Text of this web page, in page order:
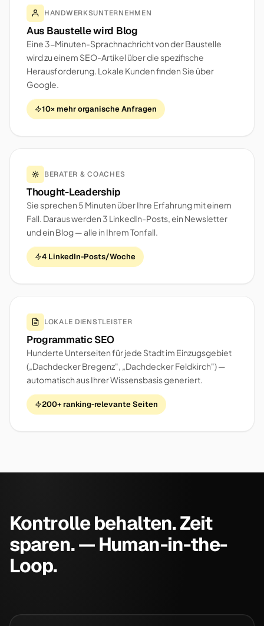
HANDWERKSUNTERNEHMEN
Aus Baustelle wird Blog
Eine 3-Minuten-Sprachnachricht von der Baustelle
wird zu einem SEO-Artikel über die spezifische
Herausforderung. Lokale Kunden finden Sie über
Google.
10× mehr organische Anfragen
BERATER & COACHES
Thought-Leadership
Sie sprechen 5 Minuten über Ihre Erfahrung mit einem
Fall. Daraus werden 3 LinkedIn-Posts, ein Newsletter
und ein Blog — alle in Ihrem Tonfall.
4 LinkedIn-Posts/Woche
LOKALE DIENSTLEISTER
Programmatic SEO
Hunderte Unterseiten für jede Stadt im Einzugsgebiet
(„Dachdecker Bregenz", „Dachdecker Feldkirch") —
automatisch aus Ihrer Wissensbasis generiert.
200+ ranking-relevante Seiten
Kontrolle behalten. Zeit
sparen. — Human-in-the-
Loop.